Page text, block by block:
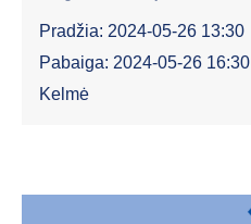
Pradžia: 2024-05-26 13:30
Pabaiga: 2024-05-26 16:30
Kelmė